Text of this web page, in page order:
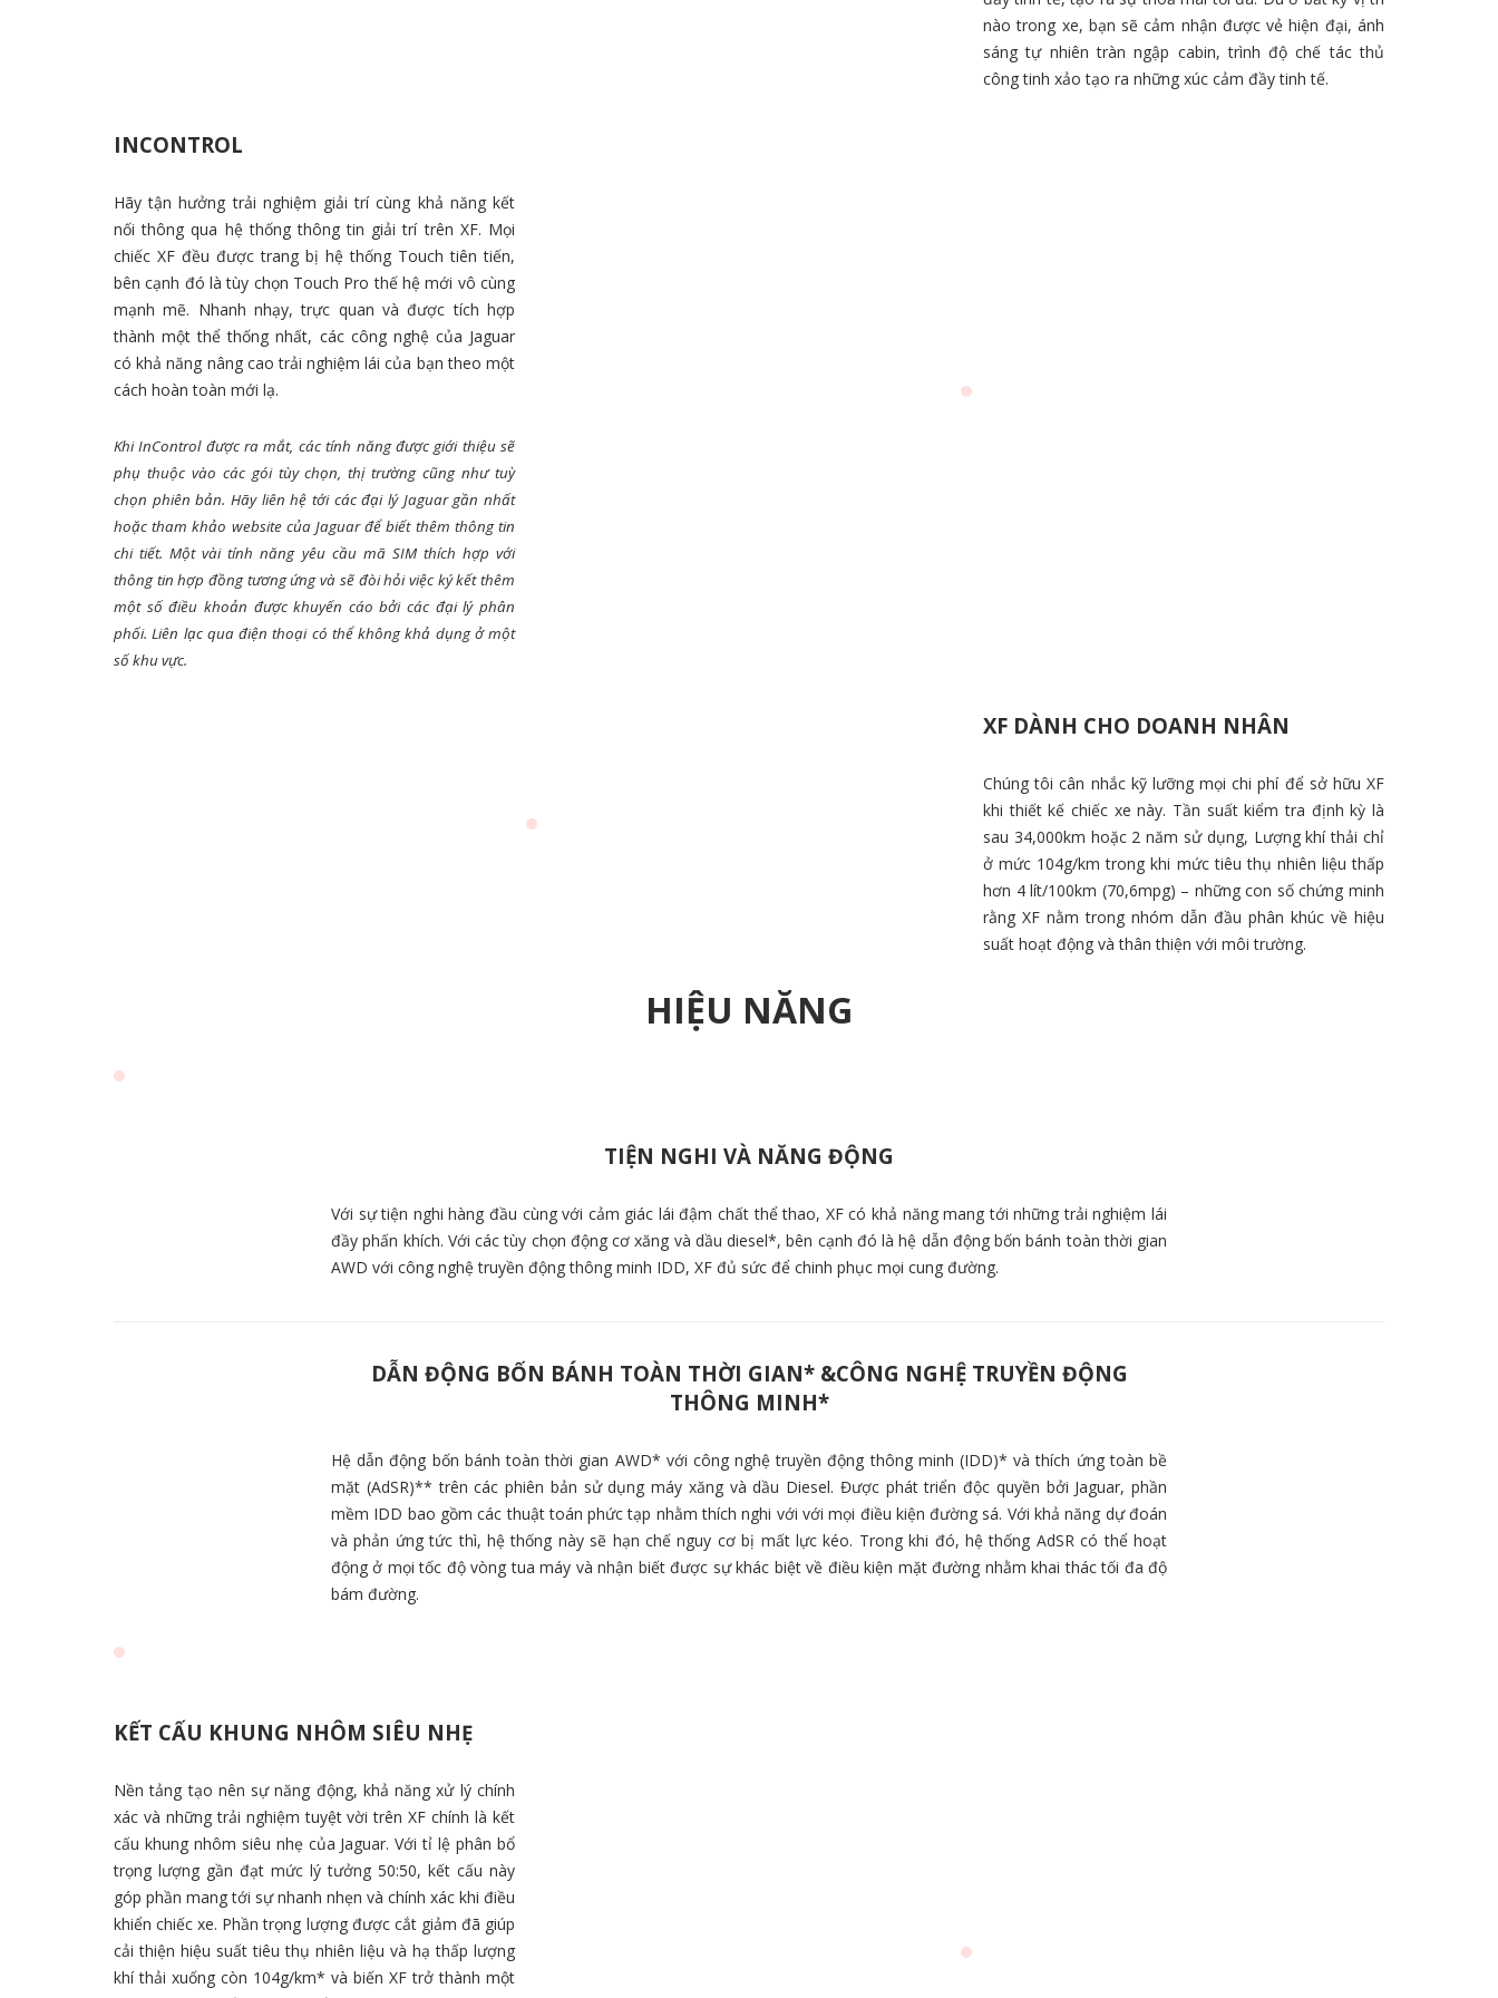
nào trong xe, bạn sẽ cảm nhận được vẻ hiện đại, ánh
sáng tự nhiên tràn ngập cabin, trình độ chế tác thủ
công tinh xảo tạo ra những xúc cảm đầy tinh tế.
INCONTROL
Hãy tận hưởng trải nghiệm giải trí cùng khả năng kết
nối thông qua hệ thống thông tin giải trí trên XF. Mọi
chiếc XF đều được trang bị hệ thống Touch tiên tiến,
bên cạnh đó là tùy chọn Touch Pro thế hệ mới vô cùng
mạnh mẽ. Nhanh nhạy, trực quan và được tích hợp
thành một thể thống nhất, các công nghệ của Jaguar
có khả năng nâng cao trải nghiệm lái của bạn theo một
cách hoàn toàn mới lạ.
Khi InControl được ra mắt, các tính năng được giới thiệu sẽ
phụ thuộc vào các gói tùy chọn, thị trường cũng như tuỳ
chọn phiên bản. Hãy liên hệ tới các đại lý Jaguar gần nhất
hoặc tham khảo website của Jaguar để biết thêm thông tin
chi tiết. Một vài tính năng yêu cầu mã SIM thích hợp với
thông tin hợp đồng tương ứng và sẽ đòi hỏi việc ký kết thêm
một số điều khoản được khuyến cáo bởi các đại lý phân
phối. Liên lạc qua điện thoại có thể không khả dụng ở một
số khu vực.
XF DÀNH CHO DOANH NHÂN
Chúng tôi cân nhắc kỹ lưỡng mọi chi phí để sở hữu XF
khi thiết kế chiếc xe này. Tần suất kiểm tra định kỳ là
sau 34,000km hoặc 2 năm sử dụng, Lượng khí thải chỉ
ở mức 104g/km trong khi mức tiêu thụ nhiên liệu thấp
hơn 4 lít/100km (70,6mpg) – những con số chứng minh
rằng XF nằm trong nhóm dẫn đầu phân khúc về hiệu
suất hoạt động và thân thiện với môi trường.
HIỆU NĂNG
TIỆN NGHI VÀ NĂNG ĐỘNG
Với sự tiện nghi hàng đầu cùng với cảm giác lái đậm chất thể thao, XF có khả năng mang tới những trải nghiệm lái
đầy phấn khích. Với các tùy chọn động cơ xăng và dầu diesel*, bên cạnh đó là hệ dẫn động bốn bánh toàn thời gian
AWD với công nghệ truyền động thông minh IDD, XF đủ sức để chinh phục mọi cung đường.
DẪN ĐỘNG BỐN BÁNH TOÀN THỜI GIAN* &CÔNG NGHỆ TRUYỀN ĐỘNG
THÔNG MINH*
Hệ dẫn động bốn bánh toàn thời gian AWD* với công nghệ truyền động thông minh (IDD)* và thích ứng toàn bề
mặt (AdSR)** trên các phiên bản sử dụng máy xăng và dầu Diesel. Được phát triển độc quyền bởi Jaguar, phần
mềm IDD bao gồm các thuật toán phức tạp nhằm thích nghi với với mọi điều kiện đường sá. Với khả năng dự đoán
và phản ứng tức thì, hệ thống này sẽ hạn chế nguy cơ bị mất lực kéo. Trong khi đó, hệ thống AdSR có thể hoạt
động ở mọi tốc độ vòng tua máy và nhận biết được sự khác biệt về điều kiện mặt đường nhằm khai thác tối đa độ
bám đường.
KẾT CẤU KHUNG NHÔM SIÊU NHẸ
Nền tảng tạo nên sự năng động, khả năng xử lý chính
xác và những trải nghiệm tuyệt vời trên XF chính là kết
cấu khung nhôm siêu nhẹ của Jaguar. Với tỉ lệ phân bổ
trọng lượng gần đạt mức lý tưởng 50:50, kết cấu này
góp phần mang tới sự nhanh nhẹn và chính xác khi điều
khiển chiếc xe. Phần trọng lượng được cắt giảm đã giúp
cải thiện hiệu suất tiêu thụ nhiên liệu và hạ thấp lượng
khí thải xuống còn 104g/km* và biến XF trở thành một